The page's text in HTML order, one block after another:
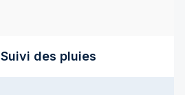
Suivi des pluies